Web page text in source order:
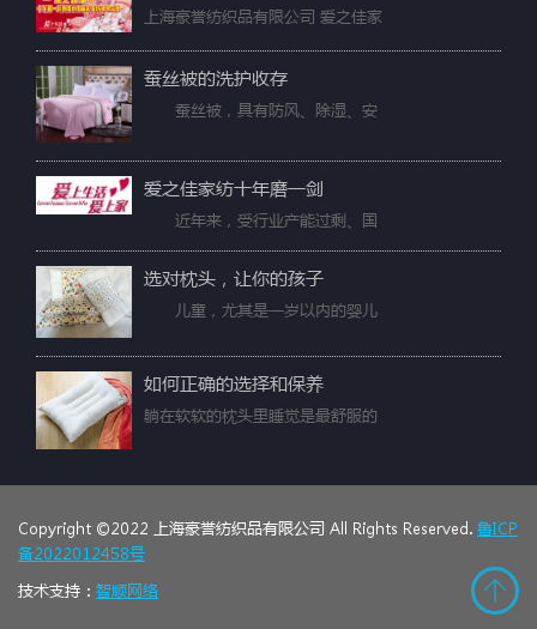
上海豪誉纺织品有限公司 爱之佳家
蚕丝被的洗护收存
蚕丝被，具有防风、除湿、安
爱之佳家纺十年磨一剑
近年来，受行业产能过剩、国
选对枕头，让你的孩子
儿童，尤其是一岁以内的婴儿
如何正确的选择和保养
躺在软软的枕头里睡觉是最舒服的
Copyright ©2022 上海豪誉纺织品有限公司 All Rights Reserved. 鲁ICP
备2022012458号
技术支持： 智顺网络